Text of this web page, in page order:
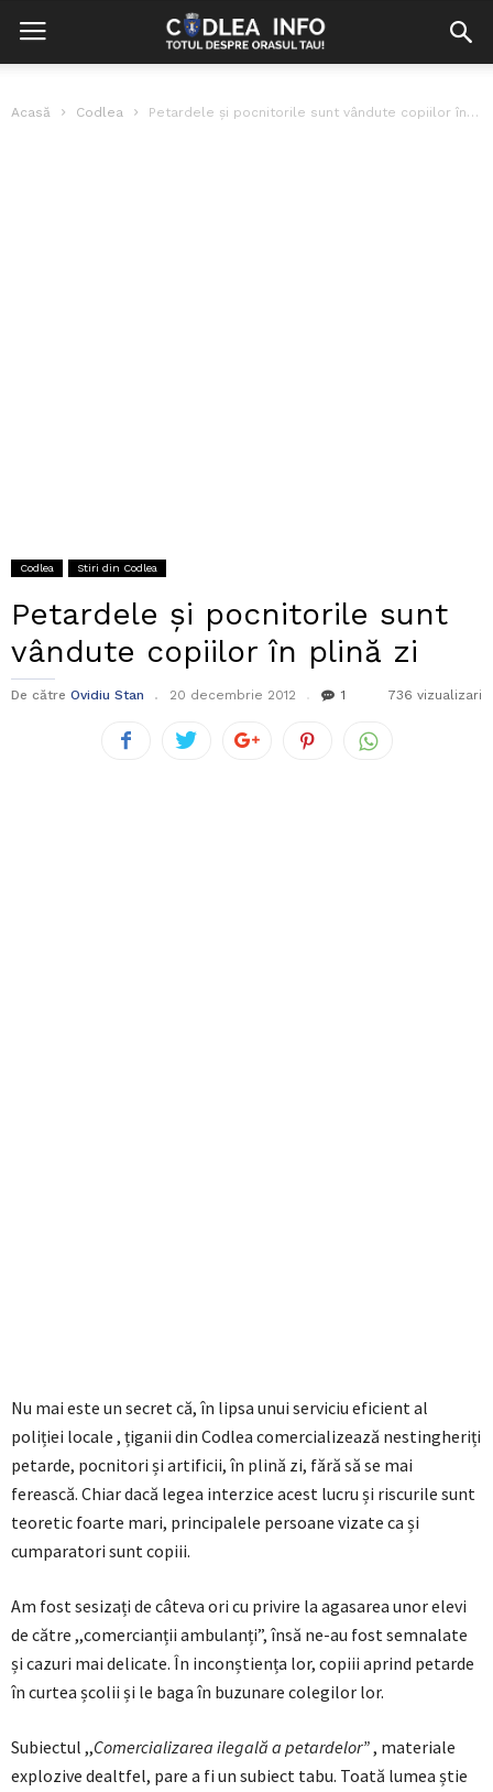
Acasă Codlea Petardele și pocnitorile sunt vândute copiilor în plină zi
Codlea Stiri din Codlea
Petardele și pocnitorile sunt
vândute copiilor în plină zi
De către Ovidiu Stan 20 decembrie 2012 1 736 vizualizari
Nu mai este un secret că, în lipsa unui serviciu eficient al
poliției locale , țiganii din Codlea comercializează nestingheriți
petarde, pocnitori și artificii, în plină zi, fără să se mai
ferească. Chiar dacă legea interzice acest lucru și riscurile sunt
teoretic foarte mari, principalele persoane vizate ca și
cumparatori sunt copiii.
Am fost sesizați de câteva ori cu privire la agasarea unor elevi
de către ,,comercianții ambulanți”, însă ne-au fost semnalate
și cazuri mai delicate. În inconștiența lor, copiii aprind petarde
în curtea școlii și le baga în buzunare colegilor lor.
Subiectul ,,Comercializarea ilegală a petardelor”, materiale
explozive dealtfel, pare a fi un subiect tabu. Toată lumea știe